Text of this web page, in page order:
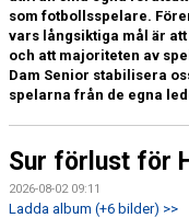
DOKUMENT
BILDGALLERI
MATCHER
INBETALNING
PROFILKLÄDER
som fotbollsspelare.
vars långsiktiga mål är
och att majoriteten av
Dam Senior stabilisera
spelarna från de egna
Sur förlust för
2026-08-02 09:11
Ladda album (+6 bilder) >>